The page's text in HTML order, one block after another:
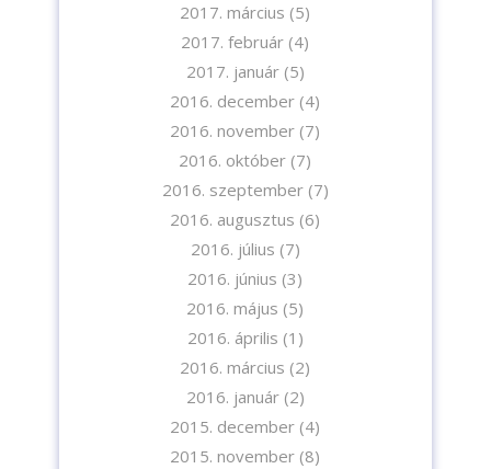
2017. március (5)
2017. február (4)
2017. január(5)
2016. december (4)
2016. november (7)
2016. október (7)
2016. szeptember(7)
2016. augusztus (6)
2016. július (7)
2016. június (3)
2016. május (5)
2016. április (1)
2016. március (2)
2016. január(2)
2015. december (4)
2015. november (8)